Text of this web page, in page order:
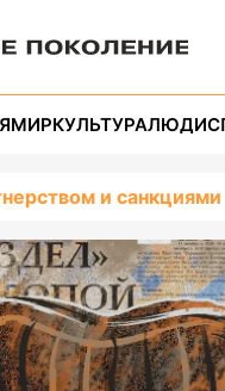
МИРКУЛЬТУРАЛЮДИ
и санкциями